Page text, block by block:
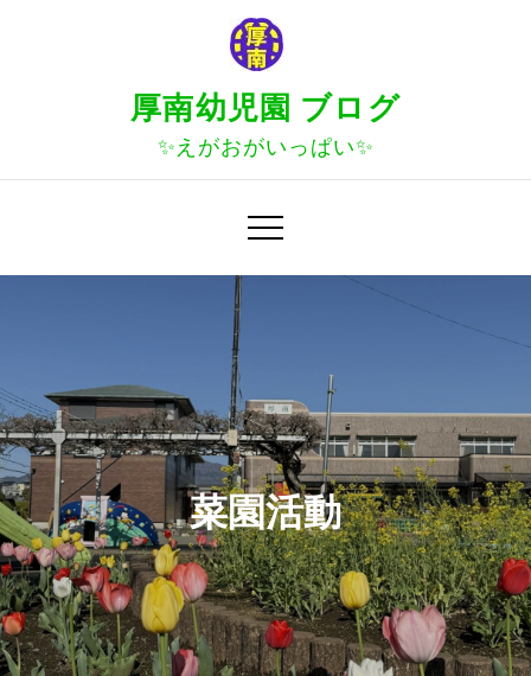
厚南幼児園 ブログ
✨えがおがいっぱい✨
菜園活動